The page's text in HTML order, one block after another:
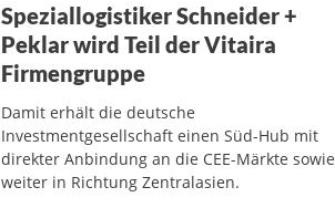
Speziallogistiker Schneider +
Peklar wird Teil der Vitaira
Firmengruppe
Damit erhält die deutsche
Investmentgesellschaft einen Süd-Hub mit
direkter Anbindung an die CEE-Märkte sowie
weiter in Richtung Zentralasien.